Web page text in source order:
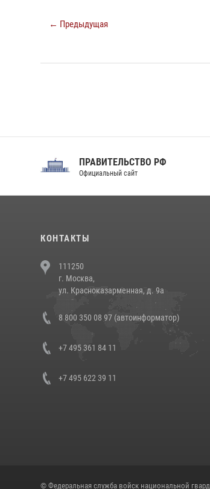
← Предыдущая
Совет Федерации
Федерального Собрания РФ
КОНТАКТЫ
111250
г. Москва,
ул. Красноказарменная, д. 9а
8 800 350 08 97 (автоинформатор)
+7 495 361 84 11
+7 495 622 39 11
© Федеральная служба войск национальной